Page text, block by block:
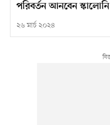
পরিবর্তন আনবেন স্কালোনি
২৬ মার্চ ২০২৪